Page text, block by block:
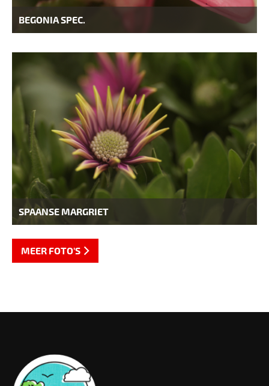
BEGONIA SPEC.
SPAANSE MARGRIET
MEER FOTO'S